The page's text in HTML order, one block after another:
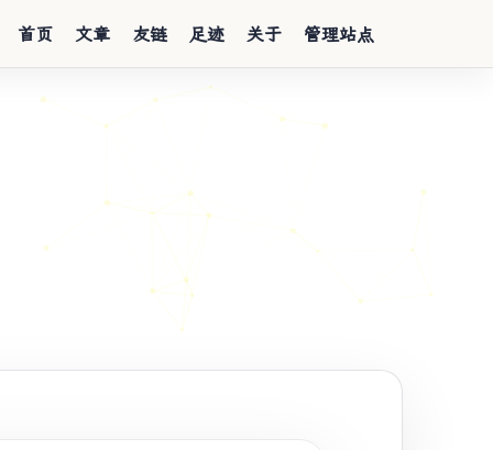
首页 文章 友链 足迹 关于 管理站点